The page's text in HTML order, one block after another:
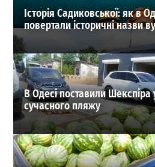
Історія Садиковської: як в
повертали історичні назви
В Одесі поставили Шекспіра
сучасного пляжу